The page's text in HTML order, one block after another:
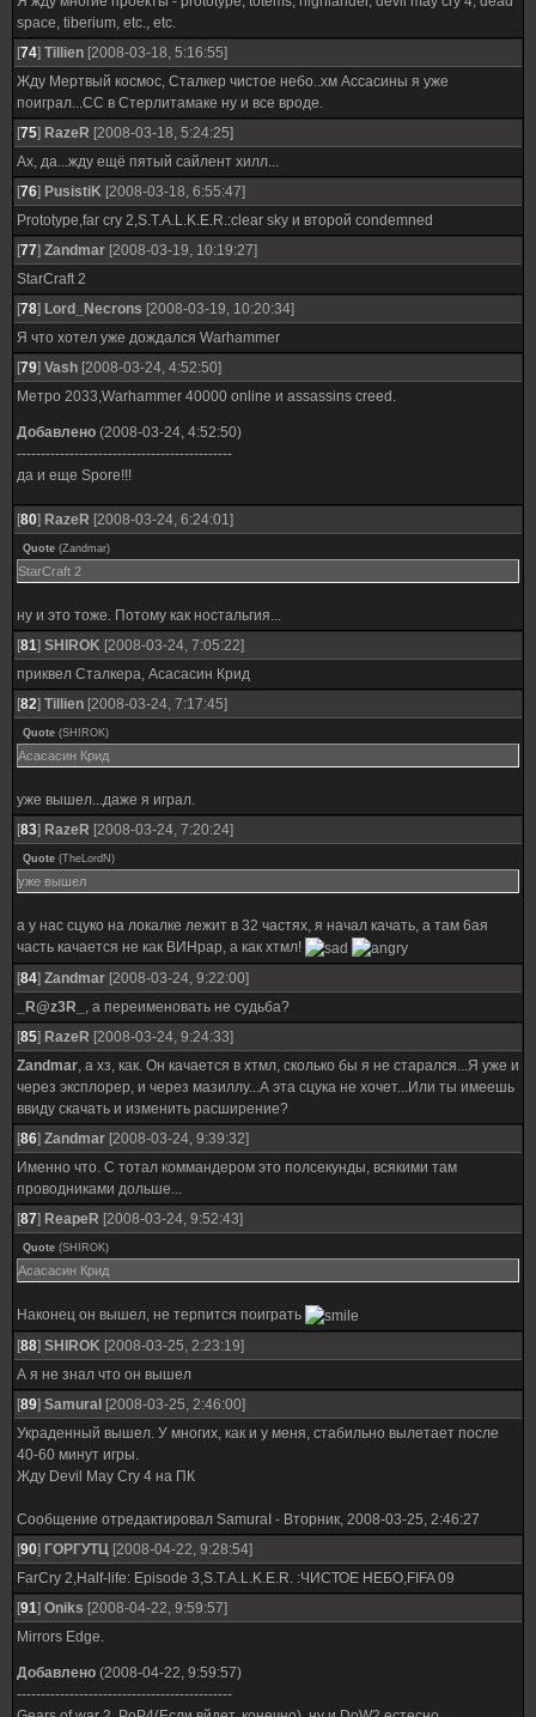
space, tiberium, etc., etc.
[74] Tillien [2008-03-18, 5:16:55]
Жду Мертвый космос, Сталкер чистое небо..хм Ассасины я уже
поиграл...СС в Стерлитамаке ну и все вроде.
[75] RazeR [2008-03-18, 5:24:25]
Ах, да...жду ещё пятый сайлент хилл...
[76] PusistiK [2008-03-18, 6:55:47]
Prototype,far cry 2,S.T.A.L.K.E.R.:clear sky и второй condemned
[77] Zandmar [2008-03-19, 10:19:27]
StarCraft 2
[78] Lord_Necrons [2008-03-19, 10:20:34]
Я что хотел уже дождался Warhammer
[79] Vash [2008-03-24, 4:52:50]
Метро 2033,Warhammer 40000 online и assassins creed.
Добавлено (2008-03-24, 4:52:50)
---------------------------------------------
да и еще Spore!!!
[80] RazeR [2008-03-24, 6:24:01]
Quote (Zandmar)
StarCraft 2
ну и это тоже. Потому как ностальгия...
[81] SHIROK [2008-03-24, 7:05:22]
приквел Сталкера, Асасасин Крид
[82] Tillien [2008-03-24, 7:17:45]
Quote (SHIROK)
Асасасин Крид
уже вышел...даже я играл.
[83] RazeR [2008-03-24, 7:20:24]
Quote (TheLordN )
уже вышел
а у нас сцуко на локалке лежит в 32 частях, я начал качать, а там 6ая
часть качается не как ВИНрар, а как хтмл!
[84] Zandmar [2008-03-24, 9:22:00]
_R@z3R_ , а переименовать не судьба?
[85] RazeR [2008-03-24, 9:24:33]
Zandmar, а хз, как. Он качается в хтмл, сколько бы я не старался...Я уже и
через эксплорер, и через мазиллу...А эта сцука не хочет...Или ты имеешь
ввиду скачать и изменить расширение?
[86] Zandmar [2008-03-24, 9:39:32]
Именно что. С тотал коммандером это полсекунды, всякими там
проводниками дольше...
[87] ReapeR [2008-03-24, 9:52:43]
Quote (SHIROK)
Асасасин Крид
Наконец он вышел, не терпится поиграть
[88] SHIROK [2008-03-25, 2:23:19]
А я не знал что он вышел
[89] SamuraI [2008-03-25, 2:46:00]
Украденный вышел. У многих, как и у меня, стабильно вылетает после
40-60 минут игры.
Жду Devil May Cry 4 на ПК
Сообщение отредактировал SamuraI - Вторник, 2008-03-25, 2:46:27
[90] ГОРГУТЦ [2008-04-22, 9:28:54]
FarCry 2,Half-life: Episode 3,S.T.A.L.K.E.R. :ЧИСТОЕ НЕБО,FIFA 09
[91] Oniks [2008-04-22, 9:59:57]
Mirrors Edge.
Добавлено (2008-04-22, 9:59:57)
---------------------------------------------